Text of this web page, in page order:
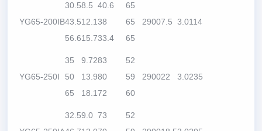
YG65-200IB
30.5
43.5
56.6
8.5
12.1
15.7
40.6
38
33.4
65
65
65
29007.5 3.0114
YG65-250I
35
50
65
9.72
13.9
18.1
83
80
72
52
59
60
290022 3.0235
32.59.0 73
52